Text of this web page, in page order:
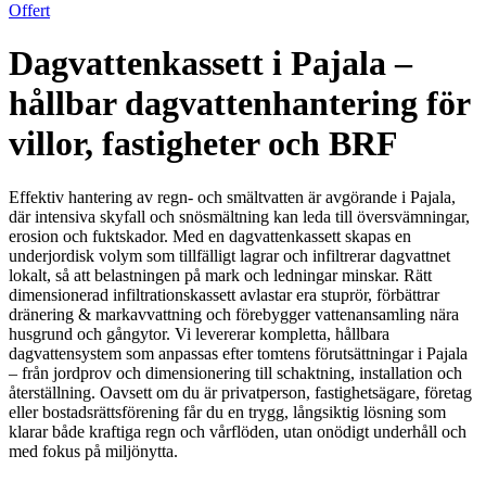
Offert
Dagvattenkassett i Pajala –
hållbar dagvattenhantering för
villor, fastigheter och BRF
Effektiv hantering av regn- och smältvatten är avgörande i Pajala,
där intensiva skyfall och snösmältning kan leda till översvämningar,
erosion och fuktskador. Med en dagvattenkassett skapas en
underjordisk volym som tillfälligt lagrar och infiltrerar dagvattnet
lokalt, så att belastningen på mark och ledningar minskar. Rätt
dimensionerad infiltrationskassett avlastar era stuprör, förbättrar
dränering & markavvattning och förebygger vattenansamling nära
husgrund och gångytor. Vi levererar kompletta, hållbara
dagvattensystem som anpassas efter tomtens förutsättningar i Pajala
– från jordprov och dimensionering till schaktning, installation och
återställning. Oavsett om du är privatperson, fastighetsägare, företag
eller bostadsrättsförening får du en trygg, långsiktig lösning som
klarar både kraftiga regn och vårflöden, utan onödigt underhåll och
med fokus på miljönytta.